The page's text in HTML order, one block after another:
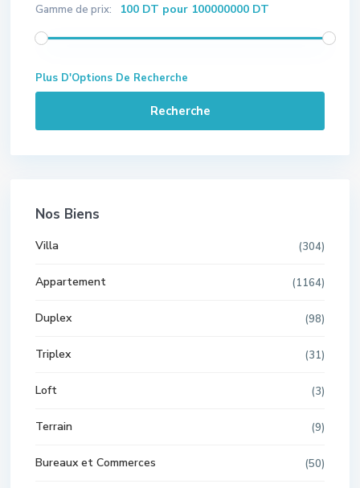
Gamme de prix: 100 DT pour 100000000 DT
Plus D'Options De Recherche
Recherche
Nos Biens
Villa (304)
Appartement (1164)
Duplex (98)
Triplex (31)
Loft (3)
Terrain (9)
Bureaux et Commerces (50)